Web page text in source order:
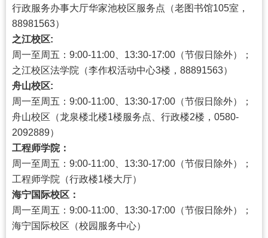
行政服务办事大厅华家池校区服务点（老图书馆105室，
88981563）
之江校区:
周一至周五：9:00-11:00、13:30-17:00（节假日除外）；
之江校区法学院（李作权活动中心3楼，88891563）
舟山校区:
周一至周五：9:00-11:00、13:30-17:00（节假日除外）；
舟山校区（龙泉楼北楼1楼服务点、行政楼2楼，0580-
2092889）
工程师学院：
周一至周五：9:00-11:00、13:30-17:00（节假日除外）；
工程师学院（行政楼1楼大厅）
海宁国际校区：
周一至周五：9:00-11:00、13:30-17:00（节假日除外）；
海宁国际校区（校园服务中心）